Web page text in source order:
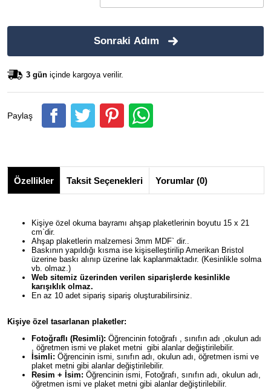
Sonraki Adım
3 gün içinde kargoya verilir.
Paylaş
Özellikler Taksit Seçenekleri Yorumlar (0)
Kişiye özel okuma bayramı ahşap plaketlerinin boyutu 15 x 21
cm`dir.
Ahşap plaketlerin malzemesi 3mm MDF` dir..
Baskının yapıldığı kısma ise kişiselleştirilip Amerikan Bristol
üzerine baskı alınıp üzerine lak kaplanmaktadır. (Kesinlikle solma
vb. olmaz.)
Web sitemiz üzerinden verilen siparişlerde kesinlikle
karışıklık olmaz.
En az 10 adet sipariş sipariş oluşturabilirsiniz.
Kişiye özel tasarlanan plaketler:
Fotoğraflı (Resimli): Öğrencinin fotoğrafı , sınıfın adı ,okulun adı
, öğretmen ismi ve plaket metni gibi alanlar değiştirilebilir.
İsimli: Öğrencinin ismi, sınıfın adı, okulun adı, öğretmen ismi ve
plaket metni gibi alanlar değiştirilebilir.
Resim + İsim: Öğrencinin ismi, Fotoğrafı, sınıfın adı, okulun adı,
öğretmen ismi ve plaket metni gibi alanlar değiştirilebilir.